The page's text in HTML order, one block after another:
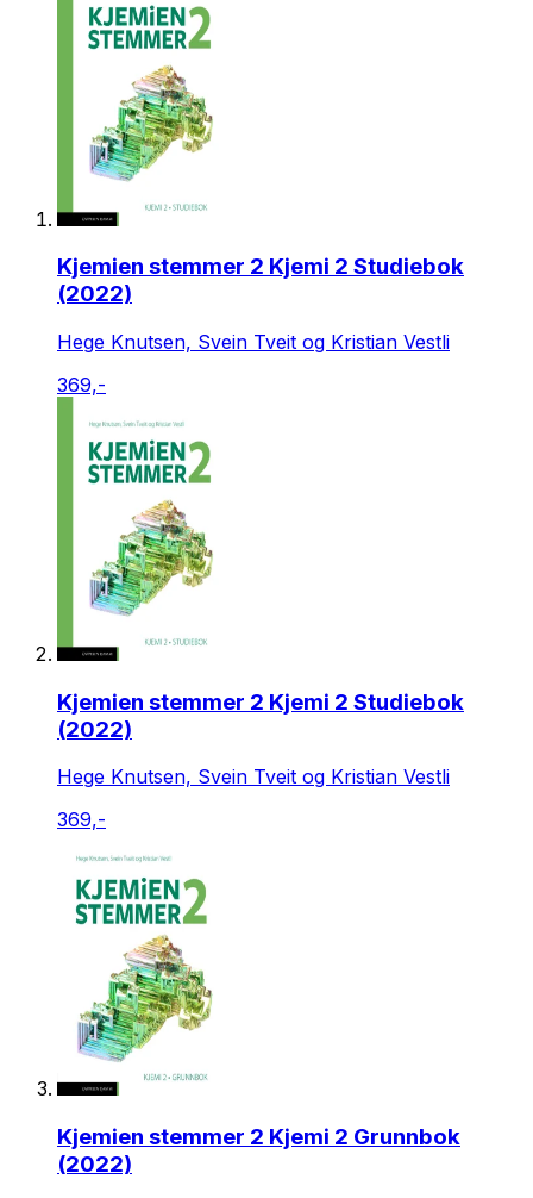
Kjemien stemmer 2 Kjemi 2 Studiebok
(2022)
Hege Knutsen, Svein Tveit og Kristian Vestli
369,-
Kjemien stemmer 2 Kjemi 2 Studiebok
(2022)
Hege Knutsen, Svein Tveit og Kristian Vestli
369,-
Kjemien stemmer 2 Kjemi 2 Grunnbok
(2022)